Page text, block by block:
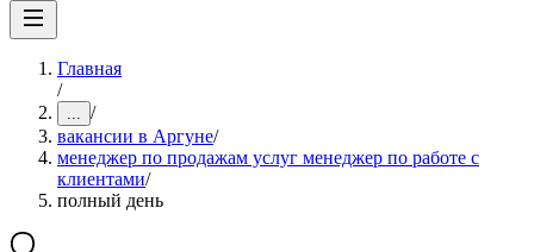
Главная
/
... /
вакансии в Аргуне/
менеджер по продажам услуг менеджер по работе с
клиентами/
полный день